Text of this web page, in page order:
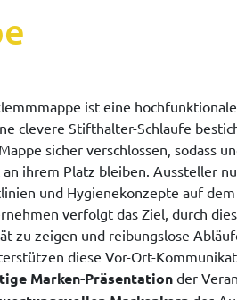
ist eine
clevere Stifthalter-Schlaufe
sicher verschlossen, sodass
ihrem Platz bleiben. Aussteller
und Hygienekonzepte auf
verfolgt das Ziel, durch
zu zeigen und reibungslose
diese Vor-Ort-
Marken-Präsentation der